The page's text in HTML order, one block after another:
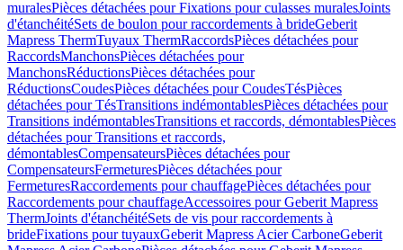
muralesPièces détachées pour Fixations pour culasses muralesJoints
d'étanchéitéSets de boulon pour raccordements à brideGeberit
Mapress ThermTuyaux ThermRaccordsPièces détachées pour
RaccordsManchonsPièces détachées pour
ManchonsRéductionsPièces détachées pour
RéductionsCoudesPièces détachées pour CoudesTésPièces
détachées pour TésTransitions indémontablesPièces détachées pour
Transitions indémontablesTransitions et raccords, démontablesPièces
détachées pour Transitions et raccords,
démontablesCompensateursPièces détachées pour
CompensateursFermeturesPièces détachées pour
FermeturesRaccordements pour chauffagePièces détachées pour
Raccordements pour chauffageAccessoires pour Geberit Mapress
ThermJoints d'étanchéitéSets de vis pour raccordements à
brideFixations pour tuyauxGeberit Mapress Acier CarboneGeberit